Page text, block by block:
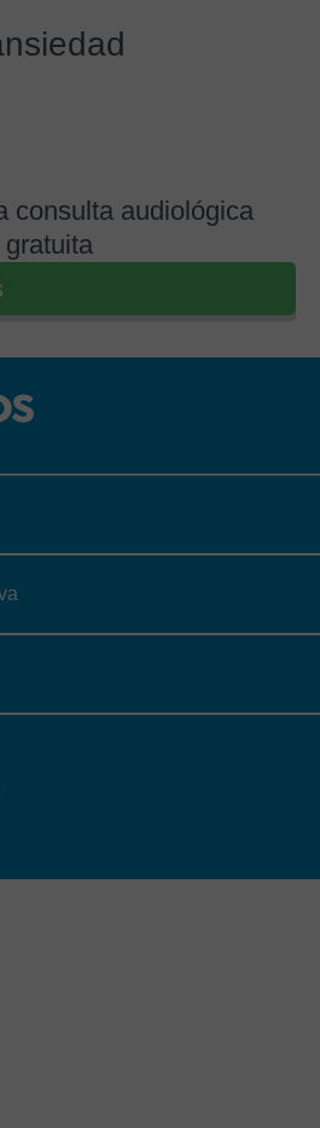
consulta audiológica
gratuita